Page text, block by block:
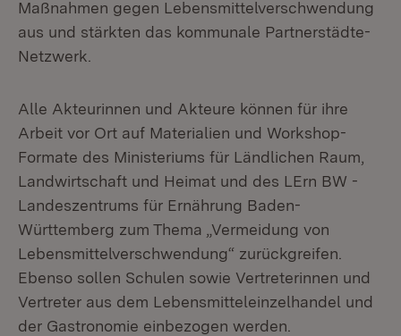
Maßnahmen gegen Lebensmittelverschwendung
aus und stärkten das kommunale Partnerstädte-
Netzwerk.
Alle Akteurinnen und Akteure können für ihre
Arbeit vor Ort auf Materialien und Workshop-
Formate des Ministeriums für Ländlichen Raum,
Landwirtschaft und Heimat und des LErn BW -
Landeszentrums für Ernährung Baden-
Württemberg zum Thema „Vermeidung von
Lebensmittelverschwendung“ zurückgreifen.
Ebenso sollen Schulen sowie Vertreterinnen und
Vertreter aus dem Lebensmitteleinzelhandel und
der Gastronomie einbezogen werden.